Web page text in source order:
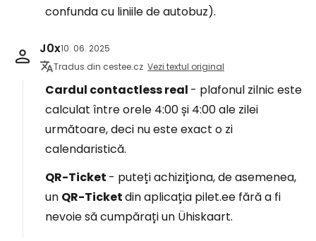
confunda cu liniile de autobuz).
J0x10. 06. 2025
Tradus din cestee.cz Vezi textul original
Cardul contactless real - plafonul zilnic este
calculat între orele 4:00 și 4:00 ale zilei
următoare, deci nu este exact o zi
calendaristică.
QR-Ticket - puteți achiziționa, de asemenea,
un QR-Ticketdin aplicația pilet.ee fără a fi
nevoie să cumpărați un Ühiskaart.